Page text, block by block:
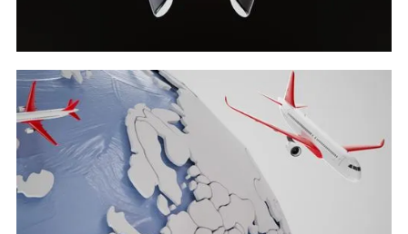
MaxoRize - Wellness without interruption
Bekijk project